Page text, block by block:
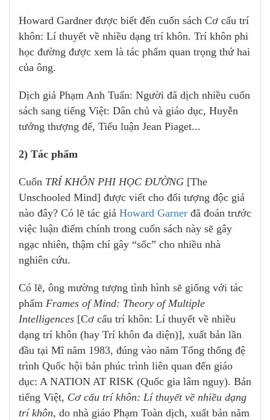
Howard Gardner được biết đến cuốn sách Cơ cấu trí
khôn: Lí thuyết về nhiều dạng trí khôn. Trí khôn phi
học đường được xem là tác phẩm quan trọng thứ hai
của ông.
Dịch giả Phạm Anh Tuấn: Người đã dịch nhiều cuốn
sách sang tiếng Việt: Dân chủ và giáo dục, Huyễn
tưởng thượng đế, Tiểu luận Jean Piaget...
2) Tác phẩm
Cuốn TRÍ KHÔN PHI HỌC ĐƯỜNG [The
Unschooled Mind] được viết cho đối tượng độc giả
nào đây? Có lẽ tác giả Howard Garner đã đoán trước
việc luận điểm chính trong cuốn sách này sẽ gây
ngạc nhiên, thậm chí gây “sốc” cho nhiều nhà
nghiên cứu.
Có lẽ, ông mường tượng tình hình sẽ giống với tác
phẩm Frames of Mind: Theory of Multiple
Intelligences [Cơ cấu trí khôn: Lí thuyết về nhiều
dạng trí khôn (hay Trí khôn đa diện)], xuất bản lần
đầu tại Mĩ năm 1983, đúng vào năm Tổng thống đệ
trình Quốc hội bản phúc trình liên quan đến giáo
dục: A NATION AT RISK (Quốc gia lâm nguy). Bản
tiếng Việt, Cơ cấu trí khôn: Lí thuyết về nhiều dạng
trí khôn, do nhà giáo Phạm Toàn dịch, xuất bản năm